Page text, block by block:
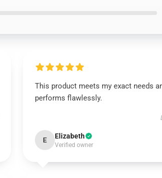
This product meets my exact needs
performs flawlessly.
E Elizabeth
Verified owner